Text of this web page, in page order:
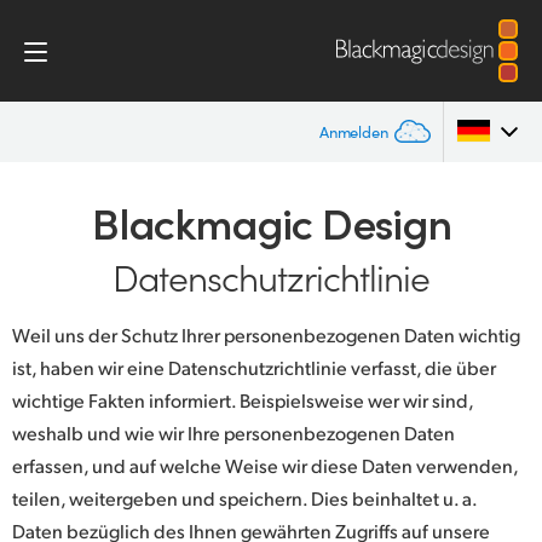
Datenschutzerklärung
Anmelden
Canada
China
Denmark
Blackmagic Design
Datenschutzrichtlinie
Weil uns der Schutz Ihrer personenbezogenen Daten wichtig
ist, haben wir eine Datenschutzrichtlinie verfasst, die über
wichtige Fakten informiert. Beispielsweise wer wir sind,
weshalb und wie wir Ihre personenbezogenen Daten
erfassen, und auf welche Weise wir diese Daten verwenden,
teilen, weitergeben und speichern. Dies beinhaltet u. a.
Daten bezüglich des Ihnen gewährten Zugriffs auf unsere